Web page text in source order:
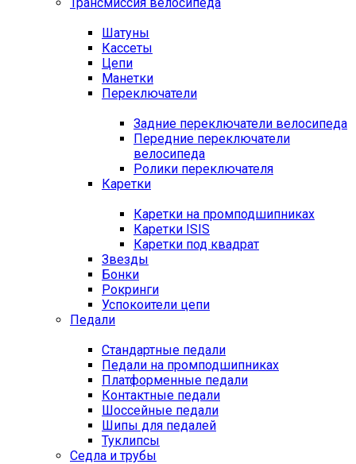
Шатуны
Кассеты
Цепи
Манетки
Переключатели
Задние переключатели велосипеда
Передние переключатели
велосипеда
Ролики переключателя
Каретки
Каретки на промподшипниках
Каретки ISIS
Каретки под квадрат
Звезды
Бонки
Рокринги
Успокоители цепи
Педали
Стандартные педали
Педали на промподшипниках
Платформенные педали
Контактные педали
Шоссейные педали
Шипы для педалей
Туклипсы
Седла и трубы